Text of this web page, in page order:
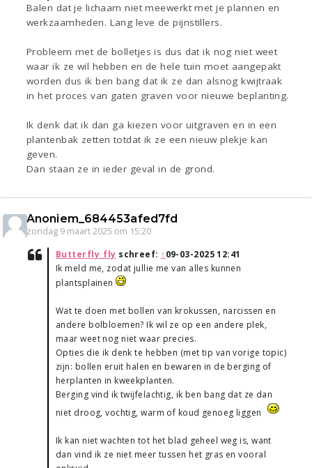
Balen dat je lichaam niet meewerkt met je plannen en
werkzaamheden. Lang leve de pijnstillers.
Probleem met de bolletjes is dus dat ik nog niet weet
waar ik ze wil hebben en de hele tuin moet aangepakt
worden dus ik ben bang dat ik ze dan alsnog kwijtraak
in het proces van gaten graven voor nieuwe beplanting.
Ik denk dat ik dan ga kiezen voor uitgraven en in een
plantenbak zetten totdat ik ze een nieuw plekje kan
geven.
Dan staan ze in ieder geval in de grond.
Anoniem_684453afed7fd
zondag 9 maart 2025 om 15:20
Butterfly_fly schreef: ↑09-03-2025 12:41
Ik meld me, zodat jullie me van alles kunnen
plantsplainen
Wat te doen met bollen van krokussen, narcissen en
andere bolbloemen? Ik wil ze op een andere plek,
maar weet nog niet waar precies.
Opties die ik denk te hebben (met tip van vorige topic)
zijn: bollen eruit halen en bewaren in de berging of
herplanten in kweekplanten.
Berging vind ik twijfelachtig, ik ben bang dat ze dan
niet droog, vochtig, warm of koud genoeg liggen
Ik kan niet wachten tot het blad geheel weg is, want
dan vind ik ze niet meer tussen het gras en vooral